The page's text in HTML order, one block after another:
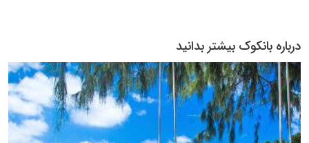
درباره بانکوک بیشتر بدانید